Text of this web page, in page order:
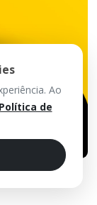
Ao
Política de